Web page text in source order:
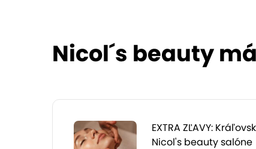
Nicol´s beauty
EXTRA ZĽAVY:
Nicol's beauty salóne